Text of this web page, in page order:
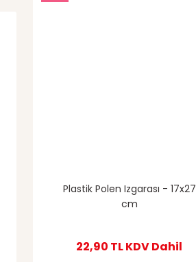
Plastik Polen Izgarası - 17x27
cm
22,90 TLKDV Dahil